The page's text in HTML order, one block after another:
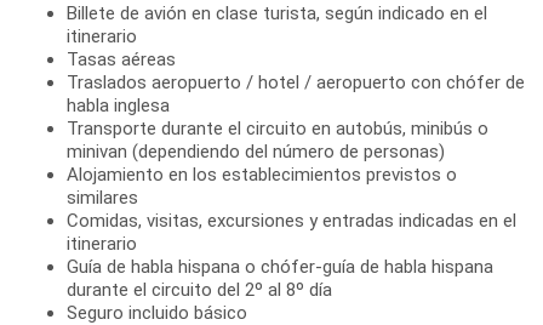
Billete de avión en clase turista, según indicado en el
itinerario
Tasas aéreas
Traslados aeropuerto / hotel / aeropuerto con chófer de
habla inglesa
Transporte durante el circuito en autobús, minibús o
minivan (dependiendo del número de personas)
Alojamiento en los establecimientos previstos o
similares
Comidas, visitas, excursiones y entradas indicadas en el
itinerario
Guía de habla hispana o chófer-guía de habla hispana
durante el circuito del 2º al 8º día
Seguro incluido básico